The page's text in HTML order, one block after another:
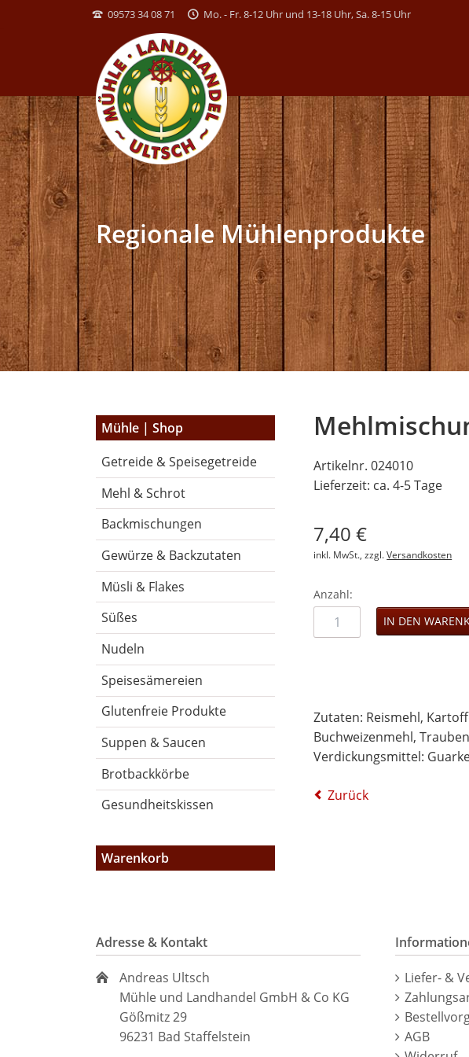
09573 34 08 71 Mo. - Fr. 8-12 Uhr und 13-18 Uhr, Sa. 8-15 Uhr
Regionale Mühlenprodukte
Artikelnr. 024010
Lieferzeit: ca. 4-5 Tage
7,40€
inkl. MwSt., zzgl.Versandkosten
Anzahl:
Zutaten: Reismehl,
Buchweizenmehl,
Verdickungsmittel:
Zurück
Navigation
überspringen
Mühle | Shop
Getreide & Speisegetreide
Mehl & Schrot
Backmischungen
Gewürze & Backzutaten
Müsli & Flakes
Süßes
Nudeln
Speisesämereien
Glutenfreie Produkte
Suppen & Saucen
Brotbackkörbe
Gesundheitskissen
Warenkorb
Adresse & Kontakt
Andreas Ultsch
Mühle und Landhandel GmbH & Co KG
Gößmitz 29
96231 Bad Staffelstein
Navigation
Liefer- &
AGB